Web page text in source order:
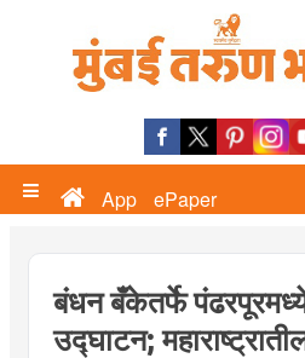
App ePaper
बंधन बँकेतर्फे
उद्घाटन;